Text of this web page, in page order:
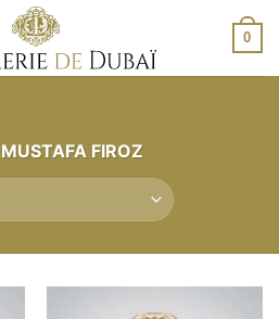
0
MUSTAFA FIROZ